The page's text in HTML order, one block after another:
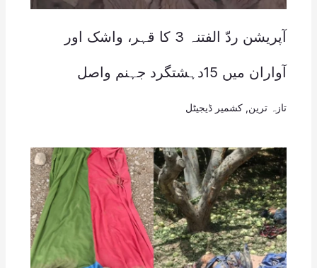
آپریشن ردّ الفتنہ 3 کا قہر، واشک اور
آواران میں 15دہشتگرد جہنم واصل
تازہ ترین کشمیر ڈیجیٹل